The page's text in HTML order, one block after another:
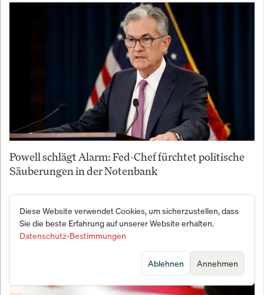
Powell schlägt Alarm: Fed-Chef fürchtet politische
Säuberungen in der Notenbank
Diese Website verwendet Cookies, um sicherzustellen, dass
Sie die beste Erfahrung auf unserer Website erhalten.
Datenschutz-Bestimmungen
Annehmen
Ablehnen